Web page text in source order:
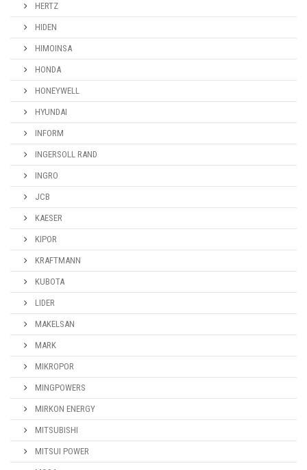
HERTZ
HIDEN
HIMOINSA
HONDA
HONEYWELL
HYUNDAI
INFORM
INGERSOLL RAND
INGRO
JCB
KAESER
KIPOR
KRAFTMANN
KUBOTA
LIDER
MAKELSAN
MARK
MIKROPOR
MINGPOWERS
MIRKON ENERGY
MITSUBISHI
MITSUI POWER